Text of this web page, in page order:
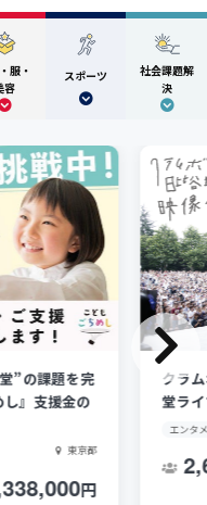
服・
容
スポーツ
社会課題解
決
”の課題を完
』支援金の
東京都
円
クラ
堂ラ
エンタ